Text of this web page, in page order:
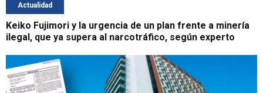
Actualidad
Keiko Fujimori y la urgencia de un plan frente a minería
ilegal, que ya supera al narcotráfico, según experto